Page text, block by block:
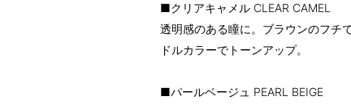
■クリアキャメル CLEAR CAMEL
透明感のある瞳に。ブラウンのフチ
ドルカラーでトーンアップ。
■パールベージュ PEARL BEIGE